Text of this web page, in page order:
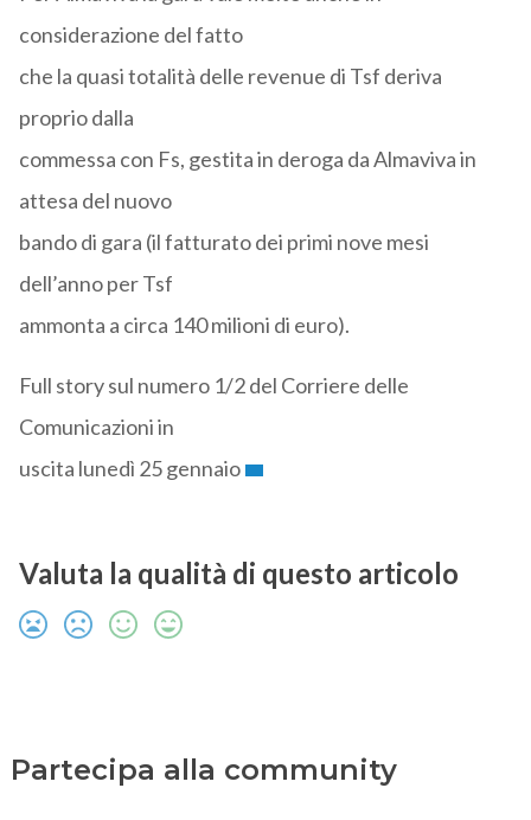
considerazione del fatto
che la quasi totalità delle revenue di Tsf deriva
proprio dalla
commessa con Fs, gestita in deroga da Almaviva in
attesa del nuovo
bando di gara (il fatturato dei primi nove mesi
dell’anno per Tsf
ammonta a circa 140 milioni di euro).
Full story sul numero 1/2 del Corriere delle
Comunicazioni in
uscita lunedì 25 gennaio
Valuta la qualità di questo articolo
Partecipa alla community